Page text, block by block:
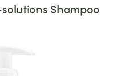
Shampoo